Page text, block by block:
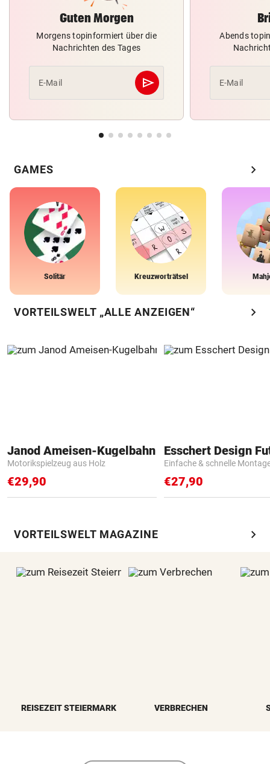
Guten Morgen
Morgens topinformiert über die
Nachrichten des Tages
E-Mail send
Abschicken
Abends
E-Mail
GAMES chevron_right
Solitär Kreuzworträtsel
VORTEILSWELT „ALLE ANZEIGEN“ chevron_right
Janod Ameisen-Kugelbahn
Motorikspielzeug aus Holz
€29,90
Einfache & schnelle
€27,90
VORTEILSWELT MAGAZINE chevron_right
REISEZEIT STEIERMARK VERBRECHEN